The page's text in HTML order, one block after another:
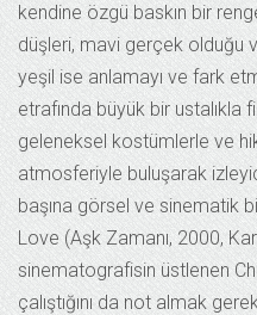
kendine özgü baskın bir
düşleri, mavi gerçek olduğu
yeşil ise anlamayı ve fark
etrafında büyük bir ustalıkla
geleneksel kostümlerle ve
atmosferiyle buluşarak
başına görsel ve sinematik
Love (Aşk Zamanı, 2000,
sinematografisin üstlenen
çalıştığını da not almak